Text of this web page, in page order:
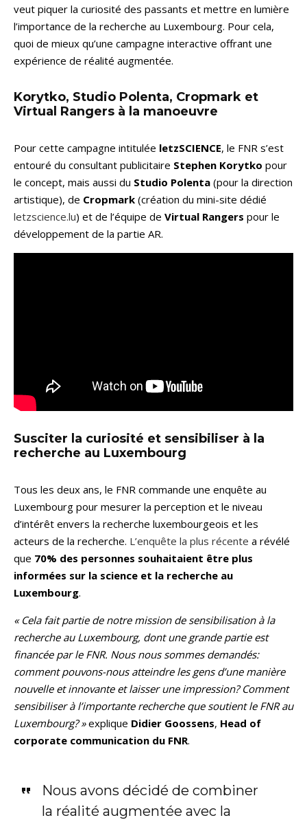
veut piquer la curiosité des passants et mettre en lumière
l’importance de la recherche au Luxembourg. Pour cela,
quoi de mieux qu’une campagne interactive offrant une
expérience de réalité augmentée.
Korytko, Studio Polenta, Cropmark et
Virtual Rangers à la manoeuvre
Pour cette campagne intitulée letzSCIENCE, le FNR s’est
entouré du consultant publicitaire Stephen Korytko pour
le concept, mais aussi du Studio Polenta (pour la direction
artistique), de Cropmark (création du mini-site dédié
letzscience.lu) et de l’équipe de Virtual Rangers pour le
développement de la partie AR.
Susciter la curiosité et sensibiliser à la
recherche au Luxembourg
Tous les deux ans, le FNR commande une enquête au
Luxembourg pour mesurer la perception et le niveau
d’intérêt envers la recherche luxembourgeois et les
acteurs de la recherche. L’enquête la plus récente a révélé
que 70% des personnes souhaitaient être plus
informées sur la science et la recherche au
Luxembourg.
« Cela fait partie de notre mission de sensibilisation à la
recherche au Luxembourg, dont une grande partie est
financée par le FNR. Nous nous sommes demandés:
comment pouvons-nous atteindre les gens d’une manière
nouvelle et innovante et laisser une impression? Comment
sensibiliser à l’importante recherche que soutient le FNR au
Luxembourg? »explique Didier Goossens, Head of
corporate communication du FNR.
Nous avons décidé de combiner
la réalité augmentée avec la